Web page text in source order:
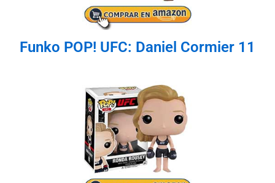
Funko POP! UFC: Daniel Cormier 11